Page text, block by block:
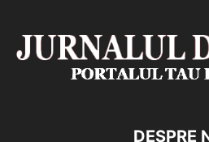
DESPRE